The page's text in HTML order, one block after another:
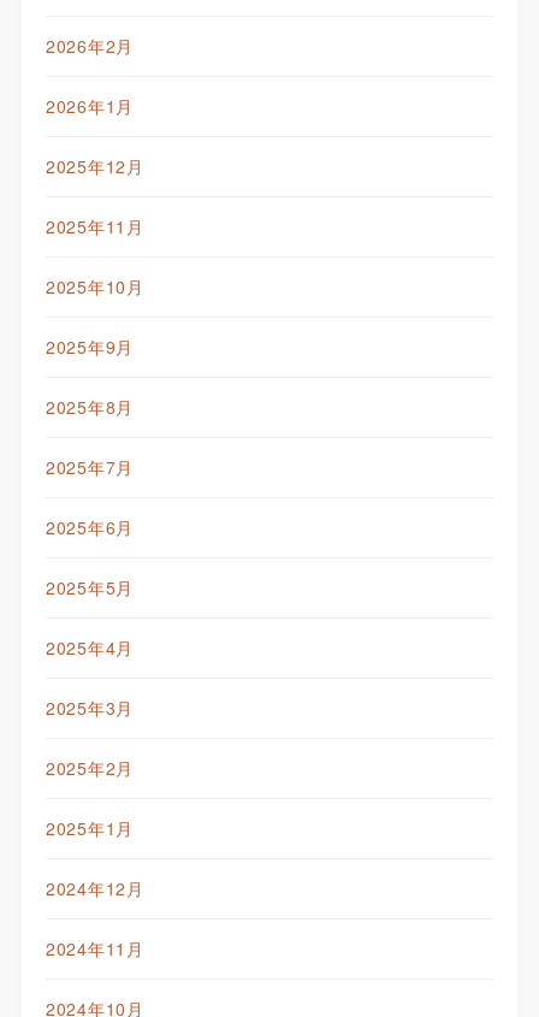
2026年2月
2026年1月
2025年12月
2025年11月
2025年10月
2025年9月
2025年8月
2025年7月
2025年6月
2025年5月
2025年4月
2025年3月
2025年2月
2025年1月
2024年12月
2024年11月
2024年10月